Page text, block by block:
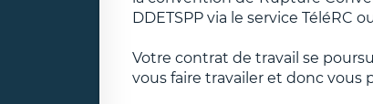
DDETSPP via le service TéléRC
Votre contrat de travail se
vous faire travailer et donc vous